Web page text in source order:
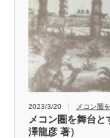
2023/3/20 メコン圏
メコン圏を舞台
澤龍彦 著）